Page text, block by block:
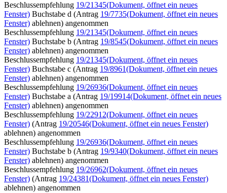
Beschlussempfehlung 19/21345(Dokument, öffnet ein neues
Fenster) Buchstabe d (Antrag 19/7735(Dokument, öffnet ein neues
Fenster) ablehnen) angenommen
Beschlussempfehlung 19/21345(Dokument, öffnet ein neues
Fenster) Buchstabe b (Antrag 19/8545(Dokument, öffnet ein neues
Fenster) ablehnen) angenommen
Beschlussempfehlung 19/21345(Dokument, öffnet ein neues
Fenster) Buchstabe c (Antrag 19/8961(Dokument, öffnet ein neues
Fenster) ablehnen) angenommen
Beschlussempfehlung 19/26936(Dokument, öffnet ein neues
Fenster) Buchstabe a (Antrag 19/19914(Dokument, öffnet ein neues
Fenster) ablehnen) angenommen
Beschlussempfehlung 19/22912(Dokument, öffnet ein neues
Fenster) (Antrag 19/20546(Dokument, öffnet ein neues Fenster)
ablehnen) angenommen
Beschlussempfehlung 19/26936(Dokument, öffnet ein neues
Fenster) Buchstabe b (Antrag 19/9340(Dokument, öffnet ein neues
Fenster) ablehnen) angenommen
Beschlussempfehlung 19/26962(Dokument, öffnet ein neues
Fenster) (Antrag 19/24381(Dokument, öffnet ein neues Fenster)
ablehnen) angenommen